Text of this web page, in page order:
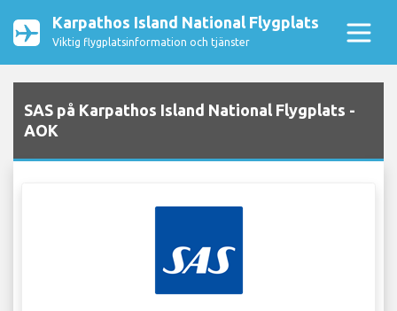
Karpathos Island National Flygplats
Viktig flygplatsinformation och tjänster
SAS på Karpathos Island National Flygplats -
AOK